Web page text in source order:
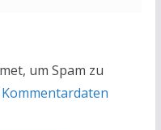
um Spam zu